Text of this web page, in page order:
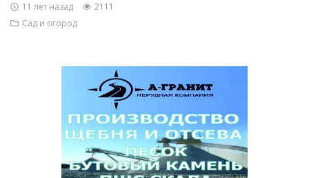
11 лет назад
2111
Сад и огород